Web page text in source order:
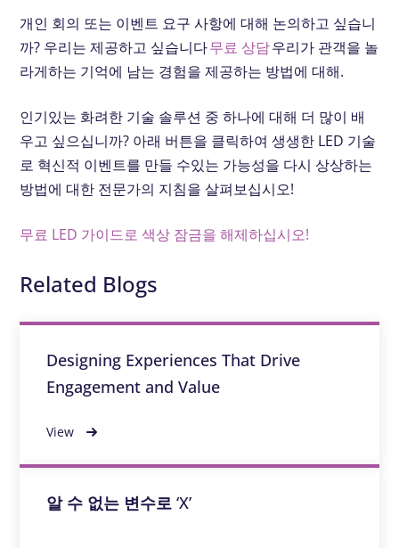
개인 회의 또는 이벤트 요구 사항에 대해 논의하고 싶습니
까? 우리는 제공하고 싶습니다무료 상담우리가 관객을 놀
라게하는 기억에 남는 경험을 제공하는 방법에 대해.
인기있는 화려한 기술 솔루션 중 하나에 대해 더 많이 배
우고 싶으십니까? 아래 버튼을 클릭하여 생생한 LED 기술
로 혁신적 이벤트를 만들 수있는 가능성을 다시 상상하는
방법에 대한 전문가의 지침을 살펴보십시오!
무료 LED 가이드로 색상 잠금을 해제하십시오!
Related Blogs
Designing Experiences That Drive
Engagement and Value
View
알 수 없는 변수로 ‘X’